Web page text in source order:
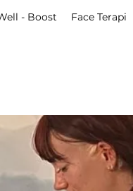
- Boost Face Terapi